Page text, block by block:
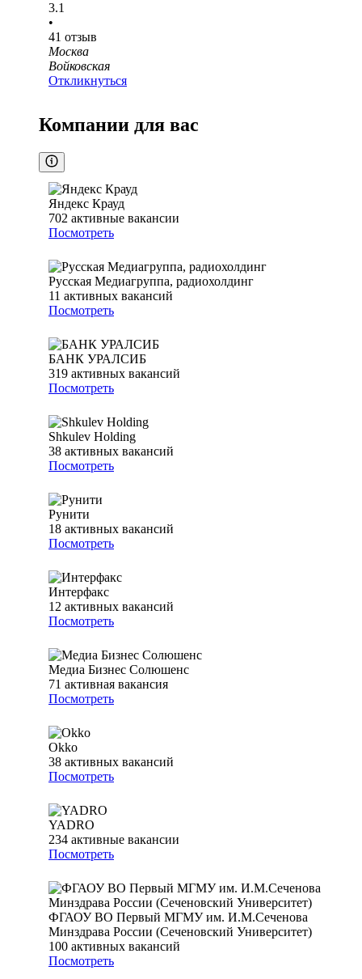
3.1
•
41 отзыв
Москва
Войковская
Откликнуться
Компании для вас
Яндекс Крауд
702 активные вакансии
Посмотреть
Русская Медиагруппа, радиохолдинг
11 активных вакансий
Посмотреть
БАНК УРАЛСИБ
319 активных вакансий
Посмотреть
Shkulev Holding
38 активных вакансий
Посмотреть
Рунити
18 активных вакансий
Посмотреть
Интерфакс
12 активных вакансий
Посмотреть
Медиа Бизнес Солюшенс
71 активная вакансия
Посмотреть
Okko
38 активных вакансий
Посмотреть
YADRO
234 активные вакансии
Посмотреть
ФГАОУ ВО Первый МГМУ им. И.М.Сеченова
Минздрава России (Сеченовский Университет)
100 активных вакансий
Посмотреть